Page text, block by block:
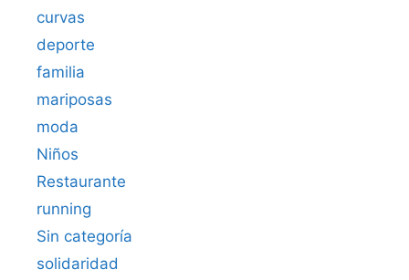
curvas
deporte
familia
mariposas
moda
Niños
Restaurante
running
Sin categoría
solidaridad